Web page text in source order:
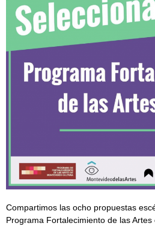
Compartimos las ocho propuestas
Programa Fortalecimiento de las